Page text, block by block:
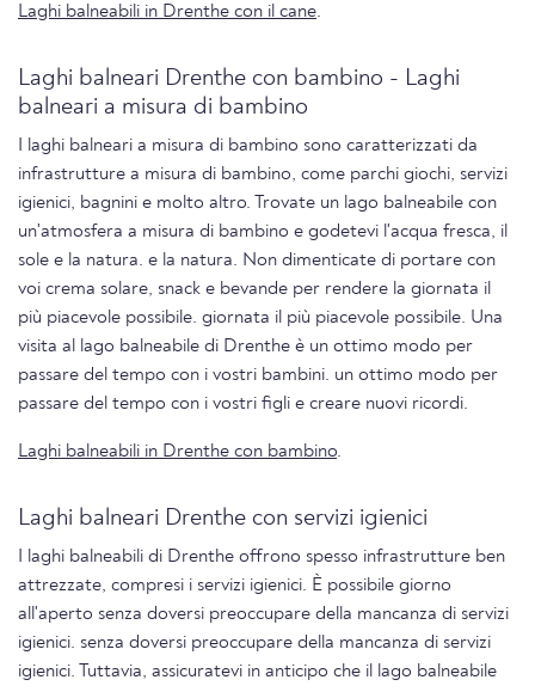
Laghi balneabili in Drenthe con il cane.
Laghi balneari Drenthe con bambino - Laghi
balneari a misura di bambino
I laghi balneari a misura di bambino sono caratterizzati da
infrastrutture a misura di bambino, come parchi giochi, servizi
igienici, bagnini e molto altro. Trovate un lago balneabile con
un'atmosfera a misura di bambino e godetevi l'acqua fresca, il
sole e la natura. e la natura. Non dimenticate di portare con
voi crema solare, snack e bevande per rendere la giornata il
più piacevole possibile. giornata il più piacevole possibile. Una
visita al lago balneabile di Drenthe è un ottimo modo per
passare del tempo con i vostri bambini. un ottimo modo per
passare del tempo con i vostri figli e creare nuovi ricordi.
Laghi balneabili in Drenthe con bambino.
Laghi balneari Drenthe con servizi igienici
I laghi balneabili di Drenthe offrono spesso infrastrutture ben
attrezzate, compresi i servizi igienici. È possibile giorno
all'aperto senza doversi preoccupare della mancanza di servizi
igienici. senza doversi preoccupare della mancanza di servizi
igienici. Tuttavia, assicuratevi in anticipo che il lago balneabile